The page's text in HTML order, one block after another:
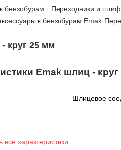
бензобурам Переходники и
к бензобурам Emak
круг 25 мм
Emak шлиц - круг
Шлицевое
все характеристики